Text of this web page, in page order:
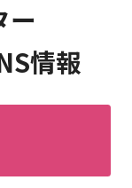
ー
情報